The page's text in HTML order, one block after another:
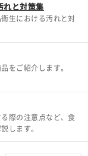
れと対策集
生における汚れと対
をご紹介します。
際の注意点など、食
します。